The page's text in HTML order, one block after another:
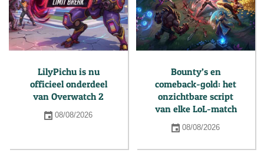
LilyPichu is nu
officieel onderdeel
van Overwatch 2
08/08/2026
Bounty’s en
comeback-gold: het
onzichtbare script
van elke LoL-match
08/08/2026